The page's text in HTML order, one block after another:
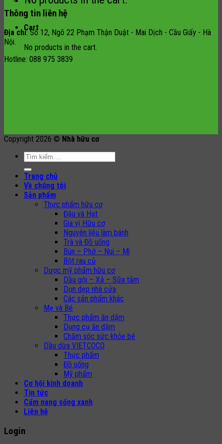
Cart
No products in the cart.
Thông tin liên hệ
Địa chỉ: Số 12, Ngõ 22 Phạm Thận Duật - Mai Dịch - Cầu Giấy - Hà
Nội.
Hotline: 088 975 3839
Copyright 2026 © Nhà hữu cơ
Search
Trang chủ
Về chúng tôi
Sản phẩm
Thực phẩm hữu cơ
Đậu và Hạt
Gia vị Hữu cơ
Nguyên liệu làm bánh
Trà và Đồ uống
Bún – Phở – Nui – Mì
Bột rau củ
Dược mỹ phẩm hữu cơ
Dầu gội – Xả – Sữa tắm
Dọn dẹp nhà cửa
Các sản phẩm khác
Mẹ và Bé
Thực phẩm ăn dặm
Dụng cụ ăn dặm
Chăm sóc sức khỏe bé
Dầu dừa VIETCOCO
Thực phẩm
Đồ uống
Mỹ phẩm
Cơ hội kinh doanh
Tin tức
Cẩm nang sống xanh
Liên hệ
Login